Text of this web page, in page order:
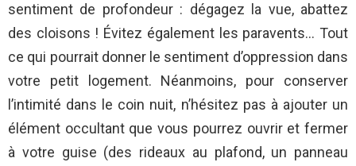
sentiment de profondeur : dégagez la vue, abattez
des cloisons ! Évitez également les paravents… Tout
ce qui pourrait donner le sentiment d’oppression dans
votre petit logement. Néanmoins, pour conserver
l’intimité dans le coin nuit, n’hésitez pas à ajouter un
élément occultant que vous pourrez ouvrir et fermer
à votre guise (des rideaux au plafond, un panneau